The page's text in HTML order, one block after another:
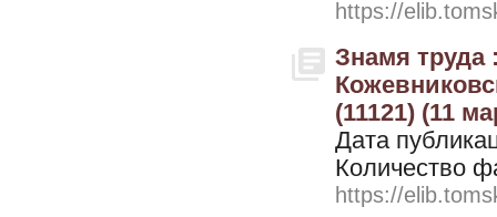
https://
Знамя труда
(11121) (11
Дата
Количество
https://